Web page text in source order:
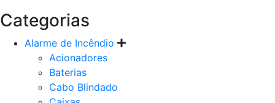
Categorias
Alarme de Incêndio
Acionadores
Baterias
Cabo Blindado